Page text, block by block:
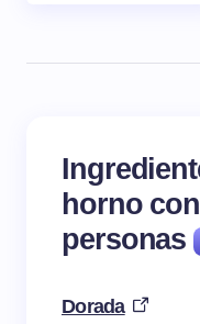
horno
personas
Dorada